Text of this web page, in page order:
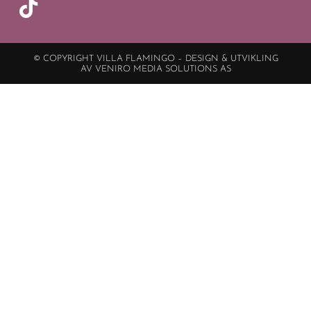
© COPYRIGHT VILLA FLAMINGO – DESIGN & UTVIKLING
AV VENIRO MEDIA SOLUTIONS AS